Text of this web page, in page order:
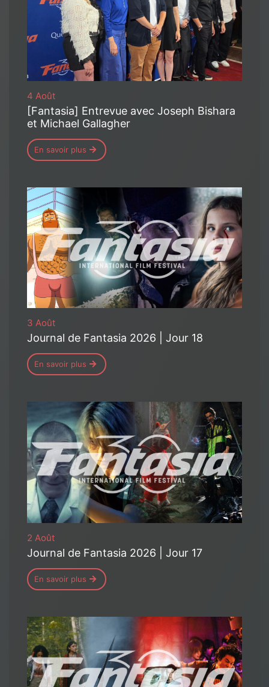
4 Août
[Fantasia] Entrevue avec Joseph Bishara
et Michael Gallagher
En savoir plus
3 Août
Journal de Fantasia 2026 | Jour 18
En savoir plus
2 Août
Journal de Fantasia 2026 | Jour 17
En savoir plus